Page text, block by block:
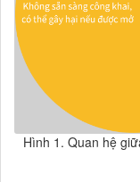
Hình 1. Quan hệ